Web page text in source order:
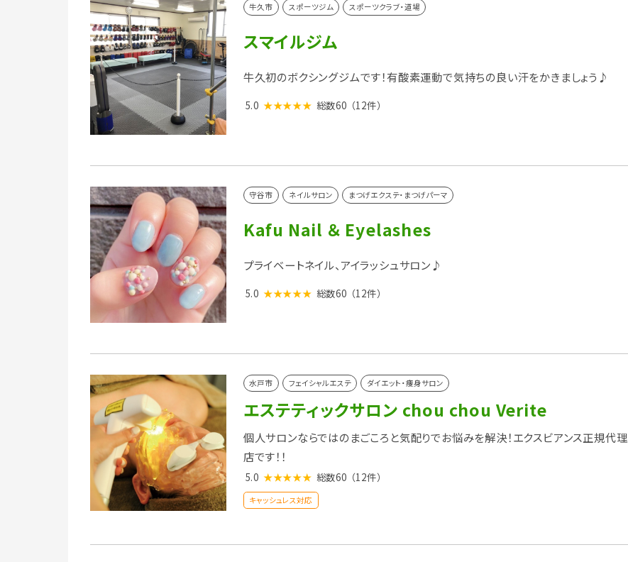
牛久市 スポーツジム スポーツクラブ・道場
スマイルジム
牛久初のボクシングジムです！有酸素運動で気持ちの良い汗をかきましょう♪
5.0 ★★★★★ 総数60 （12件）
守谷市 ネイルサロン まつげエクステ・まつげパーマ
Kafu Nail ＆ Eyelashes
プライベートネイル、アイラッシュサロン♪
5.0 ★★★★★ 総数60 （12件）
水戸市 フェイシャルエステ ダイエット・痩身サロン
エステティックサロン chou chou Verite
個人サロンならではのまごころと気配りでお悩みを解決！エクスビアンス正規代理
店です！！
5.0 ★★★★★ 総数60 （12件）
キャッシュレス対応